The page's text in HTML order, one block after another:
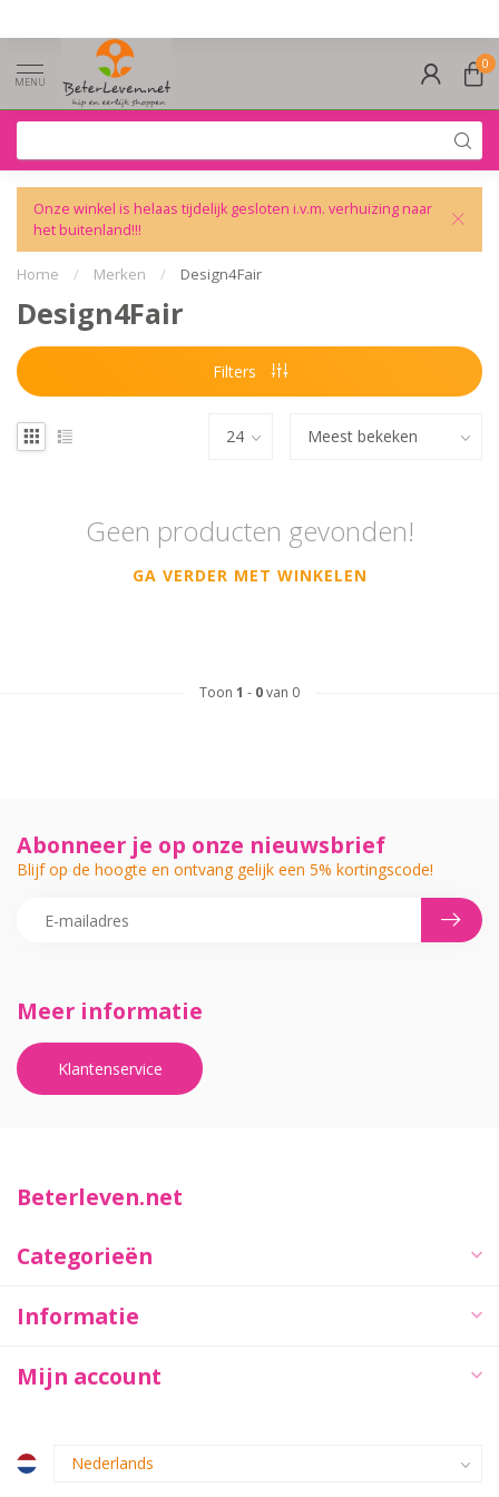
MENU
0
Onze winkel is helaas tijdelijk gesloten i.v.m. verhuizing naar
het buitenland!!!
Home / Merken / Design4Fair
Design4Fair
Filters
Geen producten gevonden!
GA VERDER MET WINKELEN
Toon 1 - 0van 0
Meer informatie
Klantenservice
Abonneer je op onze nieuwsbrief
Blijf op de hoogte en ontvang gelijk een 5% kortingscode!
Beterleven.net
Categorieën
Informatie
Mijn account